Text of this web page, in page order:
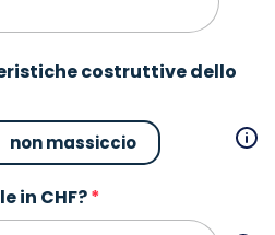
costruttive dello
non massiccio
in CHF?